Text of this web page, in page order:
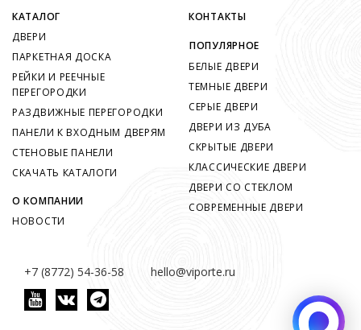
+7 (8772) 54-36-58 hello@viporte.ru
КАТАЛОГ
ДВЕРИ
ПАРКЕТНАЯ ДОСКА
РЕЙКИ И РЕЕЧНЫЕ
ПЕРЕГОРОДКИ
РАЗДВИЖНЫЕ ПЕРЕГОРОДКИ
ПАНЕЛИ К ВХОДНЫМ ДВЕРЯМ
СТЕНОВЫЕ ПАНЕЛИ
СКАЧАТЬ КАТАЛОГИ
О КОМПАНИИ
НОВОСТИ
КОНТАКТЫ
ПОПУЛЯРНОЕ
БЕЛЫЕ ДВЕРИ
ТЕМНЫЕ ДВЕРИ
СЕРЫЕ ДВЕРИ
ДВЕРИ ИЗ ДУБА
СКРЫТЫЕ ДВЕРИ
КЛАССИЧЕСКИЕ ДВЕРИ
ДВЕРИ СО СТЕКЛОМ
СОВРЕМЕННЫЕ ДВЕРИ